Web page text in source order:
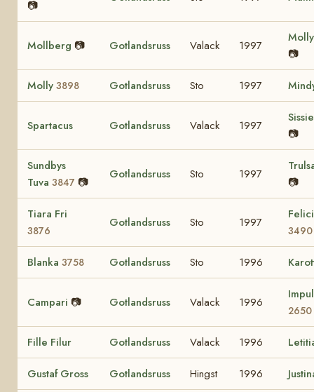
📷
Mollberg 📷 Gotlandsruss Valack 1997
📷
Molly 3898 Gotlandsruss Sto 1997
Spartacus Gotlandsruss Valack 1997
📷
Sundbys
Tuva 3847 📷
Gotlandsruss Sto 1997
📷
Tiara Fri
3876
Gotlandsruss Sto 1997
3490
Blanka 3758 Gotlandsruss Sto 1996
Campari 📷 Gotlandsruss Valack 1996
2650
Fille Filur Gotlandsruss Valack 1996
Gustaf Gross Gotlandsruss Hingst 1996